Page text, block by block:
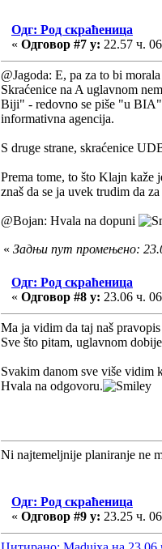
Одг: Род скраћеница
« Одговор #7 у: 22.57 ч.
@Jagoda: E, pa za to bi
Skraćenice na A uglavnom
Biji" - redovno se piše "u
informativna agencija.
S druge strane, skraćenice
Prema tome, to što Klajn kaže
znaš da se ja uvek trudim da
@Bojan: Hvala na dopuni
« Задњи пут промењено:
Одг: Род скраћеница
« Одговор #8 у: 23.06 ч.
Ma ja vidim da taj naš
Sve što pitam, uglavnom
Svakim danom sve više vidim
Hvala na odgovoru.
Ni najtemeljnije planiranje ne
Одг: Род скраћеница
« Одговор #9 у: 23.25 ч.